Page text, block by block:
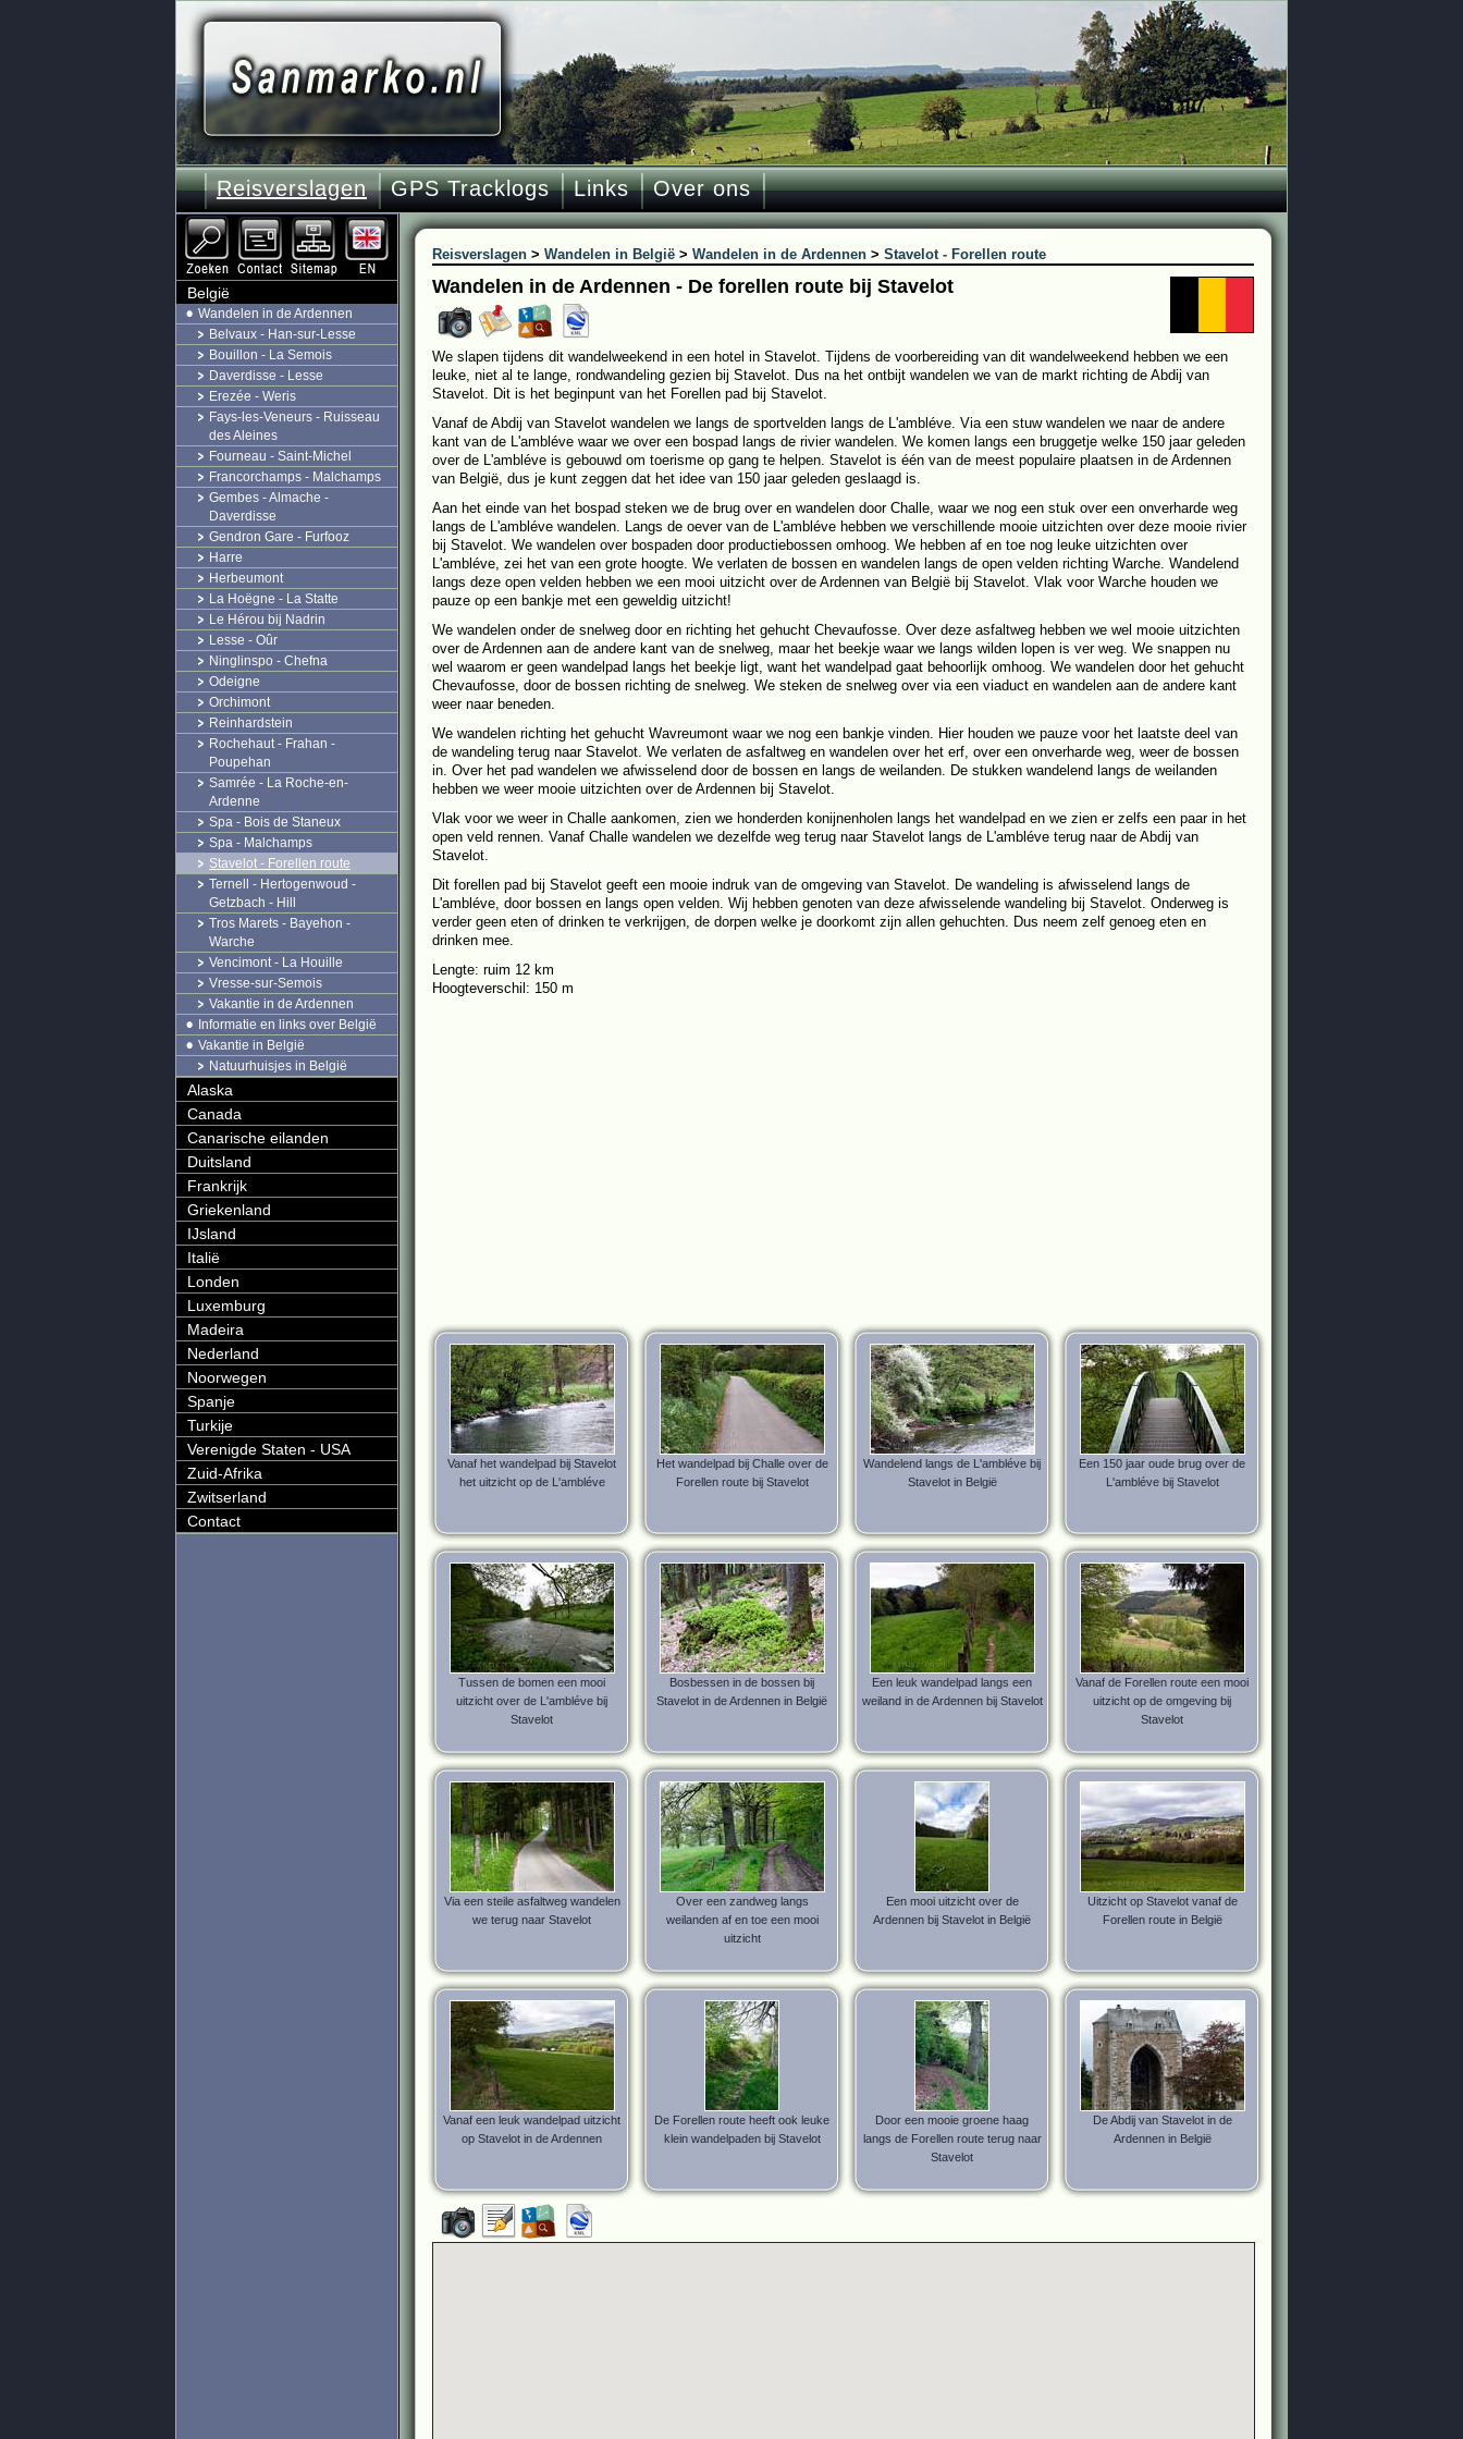
Reisverslagen GPS Tracklogs Links Over ons
Reisverslagen > Wandelen in België > Wandelen in de Ardennen > Stavelot - Forellen route
Wandelen in de Ardennen - De forellen route bij Stavelot
We slapen tijdens dit wandelweekend in een hotel in Stavelot. Tijdens de voorbereiding van dit wandelweekend hebben we een
leuke, niet al te lange, rondwandeling gezien bij Stavelot. Dus na het ontbijt wandelen we van de markt richting de Abdij van
Stavelot. Dit is het beginpunt van het Forellen pad bij Stavelot.
Vanaf de Abdij van Stavelot wandelen we langs de sportvelden langs de L'ambléve. Via een stuw wandelen we naar de andere
kant van de L'ambléve waar we over een bospad langs de rivier wandelen. We komen langs een bruggetje welke 150 jaar geleden
over de L'ambléve is gebouwd om toerisme op gang te helpen. Stavelot is één van de meest populaire plaatsen in de Ardennen
van België, dus je kunt zeggen dat het idee van 150 jaar geleden geslaagd is.
Aan het einde van het bospad steken we de brug over en wandelen door Challe, waar we nog een stuk over een onverharde weg
langs de L'ambléve wandelen. Langs de oever van de L'ambléve hebben we verschillende mooie uitzichten over deze mooie rivier
bij Stavelot. We wandelen over bospaden door productiebossen omhoog. We hebben af en toe nog leuke uitzichten over
L'ambléve, zei het van een grote hoogte. We verlaten de bossen en wandelen langs de open velden richting Warche. Wandelend
langs deze open velden hebben we een mooi uitzicht over de Ardennen van België bij Stavelot. Vlak voor Warche houden we
pauze op een bankje met een geweldig uitzicht!
We wandelen onder de snelweg door en richting het gehucht Chevaufosse. Over deze asfaltweg hebben we wel mooie uitzichten
over de Ardennen aan de andere kant van de snelweg, maar het beekje waar we langs wilden lopen is ver weg. We snappen nu
wel waarom er geen wandelpad langs het beekje ligt, want het wandelpad gaat behoorlijk omhoog. We wandelen door het gehucht
Chevaufosse, door de bossen richting de snelweg. We steken de snelweg over via een viaduct en wandelen aan de andere kant
weer naar beneden.
We wandelen richting het gehucht Wavreumont waar we nog een bankje vinden. Hier houden we pauze voor het laatste deel van
de wandeling terug naar Stavelot. We verlaten de asfaltweg en wandelen over het erf, over een onverharde weg, weer de bossen
in. Over het pad wandelen we afwisselend door de bossen en langs de weilanden. De stukken wandelend langs de weilanden
hebben we weer mooie uitzichten over de Ardennen bij Stavelot.
Vlak voor we weer in Challe aankomen, zien we honderden konijnenholen langs het wandelpad en we zien er zelfs een paar in het
open veld rennen. Vanaf Challe wandelen we dezelfde weg terug naar Stavelot langs de L'ambléve terug naar de Abdij van
Stavelot.
Dit forellen pad bij Stavelot geeft een mooie indruk van de omgeving van Stavelot. De wandeling is afwisselend langs de
L'ambléve, door bossen en langs open velden. Wij hebben genoten van deze afwisselende wandeling bij Stavelot. Onderweg is
verder geen eten of drinken te verkrijgen, de dorpen welke je doorkomt zijn allen gehuchten. Dus neem zelf genoeg eten en
drinken mee.
Lengte: ruim 12 km
Hoogteverschil: 150 m
Vanaf het wandelpad bij Stavelot
het uitzicht op de L'ambléve
Het wandelpad bij Challe over de
Forellen route bij Stavelot
Wandelend langs de L'ambléve bij
Stavelot in België
Een 150 jaar oude brug over de
L'ambléve bij Stavelot
Tussen de bomen een mooi
uitzicht over de L'ambléve bij
Stavelot
Bosbessen in de bossen bij
Stavelot in de Ardennen in België
Een leuk wandelpad langs een
weiland in de Ardennen bij Stavelot
Vanaf de Forellen route een mooi
uitzicht op de omgeving bij
Stavelot
Via een steile asfaltweg wandelen
we terug naar Stavelot
Over een zandweg langs
weilanden af en toe een mooi
uitzicht
Een mooi uitzicht over de
Ardennen bij Stavelot in België
Uitzicht op Stavelot vanaf de
Forellen route in België
Vanaf een leuk wandelpad uitzicht
op Stavelot in de Ardennen
De Forellen route heeft ook leuke
klein wandelpaden bij Stavelot
Door een mooie groene haag
langs de Forellen route terug naar
Stavelot
De Abdij van Stavelot in de
Ardennen in België
België
Wandelen in de Ardennen
Belvaux - Han-sur-Lesse
Bouillon - La Semois
Daverdisse - Lesse
Erezée - Weris
Fays-les-Veneurs - Ruisseau
des Aleines
Fourneau - Saint-Michel
Francorchamps - Malchamps
Gembes - Almache -
Daverdisse
Gendron Gare - Furfooz
Harre
Herbeumont
La Hoëgne - La Statte
Le Hérou bij Nadrin
Lesse - Oûr
Ninglinspo - Chefna
Odeigne
Orchimont
Reinhardstein
Rochehaut - Frahan -
Poupehan
Samrée - La Roche-en-
Ardenne
Spa - Bois de Staneux
Spa - Malchamps
Stavelot - Forellen route
Ternell - Hertogenwoud -
Getzbach - Hill
Tros Marets - Bayehon -
Warche
Vencimont - La Houille
Vresse-sur-Semois
Vakantie in de Ardennen
Informatie en links over België
Vakantie in België
Natuurhuisjes in België
Alaska
Canada
Canarische eilanden
Duitsland
Frankrijk
Griekenland
IJsland
Italië
Londen
Luxemburg
Madeira
Nederland
Noorwegen
Spanje
Turkije
Verenigde Staten - USA
Zuid-Afrika
Zwitserland
Contact